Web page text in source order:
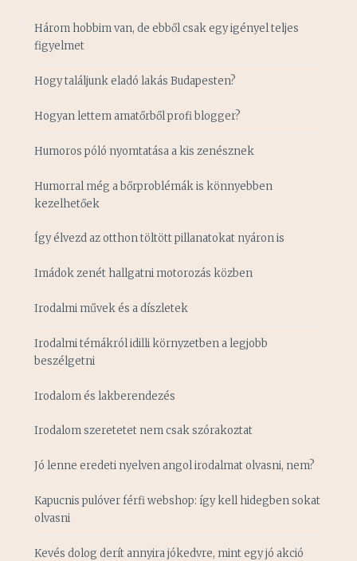
Három hobbim van, de ebből csak egy igényel teljes
figyelmet
Hogy találjunk eladó lakás Budapesten?
Hogyan lettem amatőrből profi blogger?
Humoros póló nyomtatása a kis zenésznek
Humorral még a bőrproblémák is könnyebben
kezelhetőek
Így élvezd az otthon töltött pillanatokat nyáron is
Imádok zenét hallgatni motorozás közben
Irodalmi művek és a díszletek
Irodalmi témákról idilli környzetben a legjobb
beszélgetni
Irodalom és lakberendezés
Irodalom szeretetet nem csak szórakoztat
Jó lenne eredeti nyelven angol irodalmat olvasni, nem?
Kapucnis pulóver férfi webshop: így kell hidegben sokat
olvasni
Kevés dolog derít annyira jókedvre, mint egy jó akció